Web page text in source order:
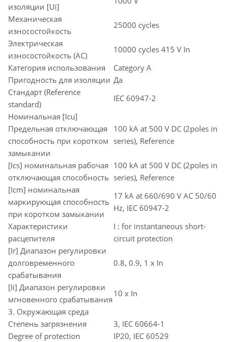
изоляции [Ui]
Механическая
износостойкость
25000 cycles
Электрическая
износостойкость (AC)
10000 cycles 415 V In
Категория использования
Category A
Пригодность для изоляции Да
Стандарт (Reference
standard)
IEC 60947-2
Номинальная [Icu]
Предельная отключающая
способность при коротком
замыкании
100 kA at 500 V DC (2poles in
series), Reference
[Ics] номинальная рабочая
отключающая способность
100 kA at 500 V DC (2poles in
series), Reference
[Icm] номинальная
маркирующая способность
при коротком замыкании
17 kA at 660/690 V AC 50/60
Hz, IEC 60947-2
Характеристики
расцепителя
I : for instantaneous short-
circuit protection
[Ir] Диапазон регулировки
долговременного
срабатывания
0.8, 0.9, 1 x In
[Ii] Диапазон регулировки
мгновенного срабатывания
10 x In
3. Окружающая среда
Степень загрязнения
3, IEC 60664-1
Degree of protection
IP20, IEC 60529